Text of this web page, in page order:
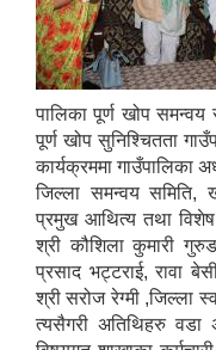
पालिका पूर्ण खोप समन्वय
पूर्ण खोप सुनिश्चितता
कार्यक्रममा गाउँपालिका
जिल्ला समन्वय समिति,
प्रमुख आथित्य तथा विशेष
श्री कौशिला कुमारी
प्रसाद भट्टराई, रावा
श्री सरोज रेग्मी ,जिल्ला
त्यसैगरी अतिथिहरु वडा